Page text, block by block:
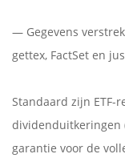
— Gegevens
gettex, FactSet en
Standaard zijn ETF-
dividenduitkeringen
garantie voor de